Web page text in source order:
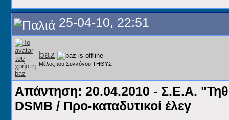
25-04-10, 22:51
baz
Μέλος του Συλλόγου ΤΗΘΥΣ
Απάντηση: 20.04.2010 - Σ.Ε.Α.
DSMB / Προ-καταδυτικοί έλεγ